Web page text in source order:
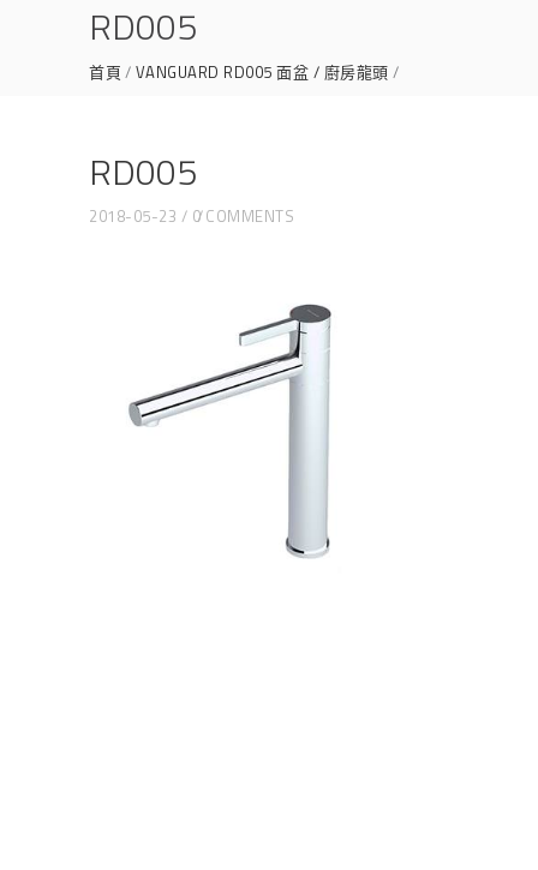
RD005
首頁
VANGUARD RD005 面盆 / 廚房龍頭
RD005
2018-05-23 0 COMMENTS